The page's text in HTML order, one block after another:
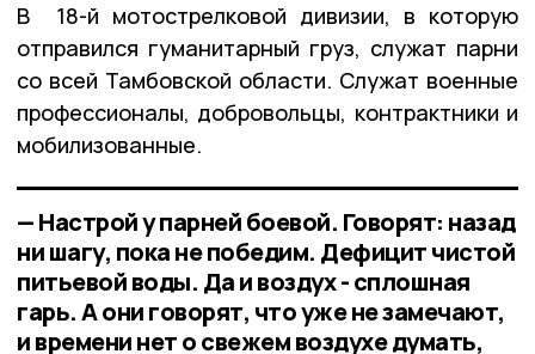
В 18-й мотострелковой дивизии, в которую
отправился гуманитарный груз, служат парни
со всей Тамбовской области. Служат военные
профессионалы, добровольцы, контрактники и
мобилизованные.
— Настрой у парней боевой. Говорят: назад
ни шагу, пока не победим. Дефицит чистой
питьевой воды. Да и воздух - сплошная
гарь. А они говорят, что уже не замечают,
и времени нет о свежем воздухе думать,